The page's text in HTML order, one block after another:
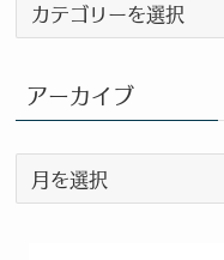
ロ
カ
テ
ゴ
リ
ー
アーカイブ
ー